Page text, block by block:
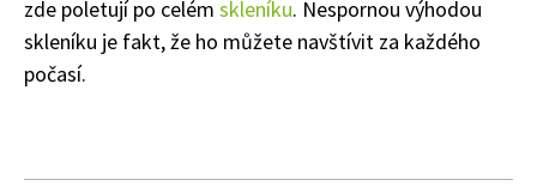
zde poletují po celém skleníku. Nespornou výhodou
skleníku je fakt, že ho můžete navštívit za každého
počasí.